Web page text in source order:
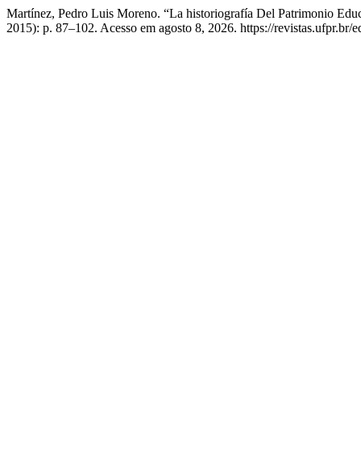
Martínez, Pedro Luis Moreno. “La historiografía Del Patrimonio
2015): p. 87–102. Acesso em agosto 8, 2026. https://revistas.ufpr.br/